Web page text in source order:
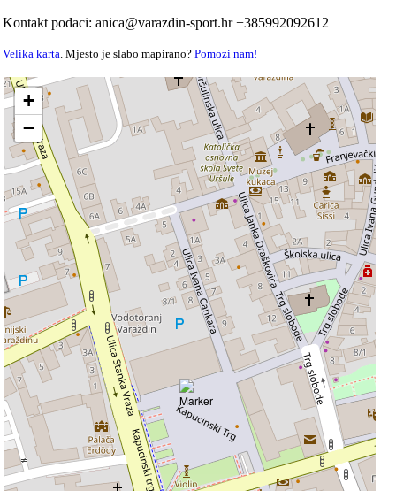
Kontakt podaci: anica@varazdin-sport.hr +385992092612
Velika karta. Mjesto je slabo mapirano?Pomozi nam!
+
−